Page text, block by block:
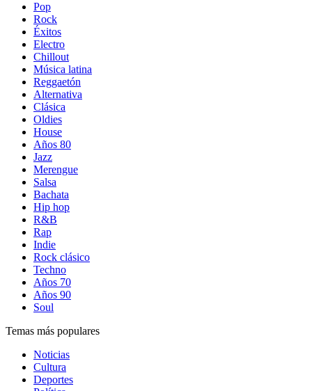
Pop
Rock
Éxitos
Electro
Chillout
Música latina
Reggaetón
Alternativa
Clásica
Oldies
House
Años 80
Jazz
Merengue
Salsa
Bachata
Hip hop
R&B
Rap
Indie
Rock clásico
Techno
Años 70
Años 90
Soul
Temas más populares
Noticias
Cultura
Deportes